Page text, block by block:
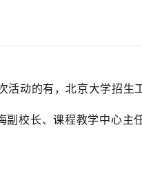
活动的有，北京大学招生
校长、课程教学中心主